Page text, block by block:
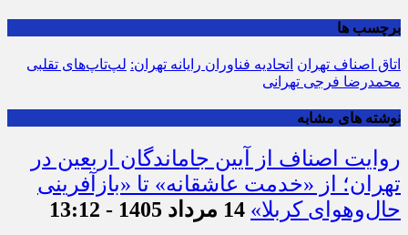
برچسب ها
اتاق اصناف تهران اتحادیه فناوران رایانه تهران: لپ‌تاپ‌های تقلبی
محمدرضا فرجی تهرانی
نوشته های مشابه
روایت اصناف از آیین جاماندگان اربعین در
تهران؛ از «خدمت عاشقانه» تا «بازآفرینی
حال‌وهوای کربلا» 14 مرداد 1405 - 13:12